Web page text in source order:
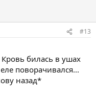
#13
билась в ушах
поворачивался...
назад*